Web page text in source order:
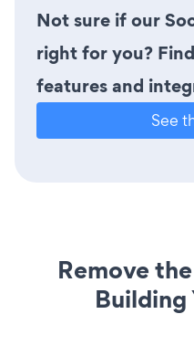
Not sure if our
right for you?
features and
See
Remove
Building